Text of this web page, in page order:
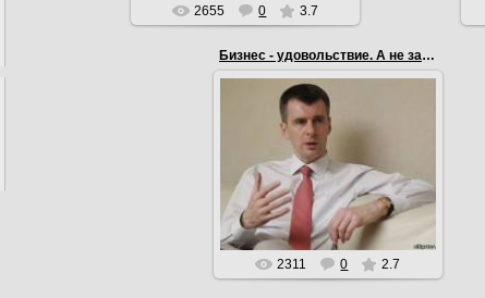
2655 0 3.7
Бизнес - удовольствие. А не зарабатывание средств
07.02.2012
Бизнес - удовольствие. А не
зарабатывание средств к
существованию. (Михаил
Прохоров)
EmiL
2311 0 2.7